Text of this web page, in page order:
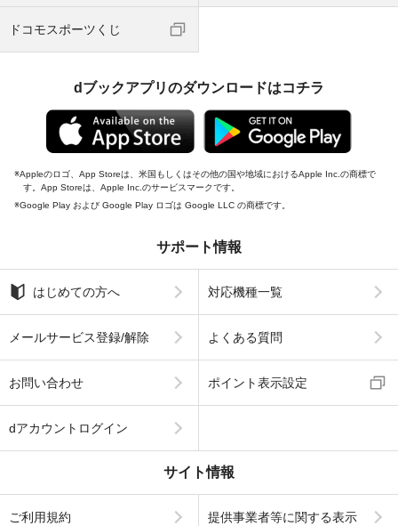
ドコモスポーツくじ
dブックアプリのダウンロードはコチラ
Appleのロゴ、App Storeは、米国もしくはその他の国や地域におけるApple Inc.の商標で
す。App Storeは、Apple Inc.のサービスマークです。
Google Play および Google Play ロゴは Google LLC の商標です。
サポート情報
はじめての方へ 対応機種一覧
メールサービス登録/解除 よくある質問
お問い合わせ ポイント表示設定
dアカウントログイン
サイト情報
ご利用規約 提供事業者等に関する表示